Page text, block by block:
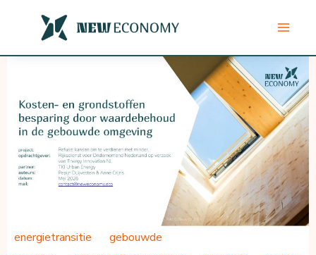
de
energietransitie
gebouwde